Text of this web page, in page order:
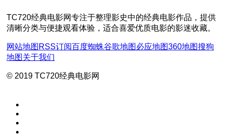
TC720经典电影网专注于整理影史中的经典电影作品，提供
清晰分类与便捷观看体验，适合喜爱优质电影的影迷收藏。
网站地图 RSS订阅百度蜘蛛谷歌地图必应地图360地图搜狗
地图关于我们
© 2019 TC720经典电影网